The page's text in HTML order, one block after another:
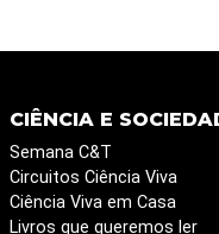
CIÊNCIA E
Semana C&T
Circuitos Ciência Viva
Ciência Viva em Casa
Livros que queremos ler